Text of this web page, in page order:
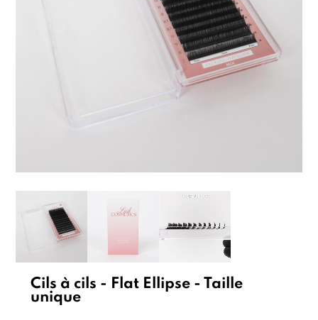
Cils à cils - Flat Ellipse - Taille
unique